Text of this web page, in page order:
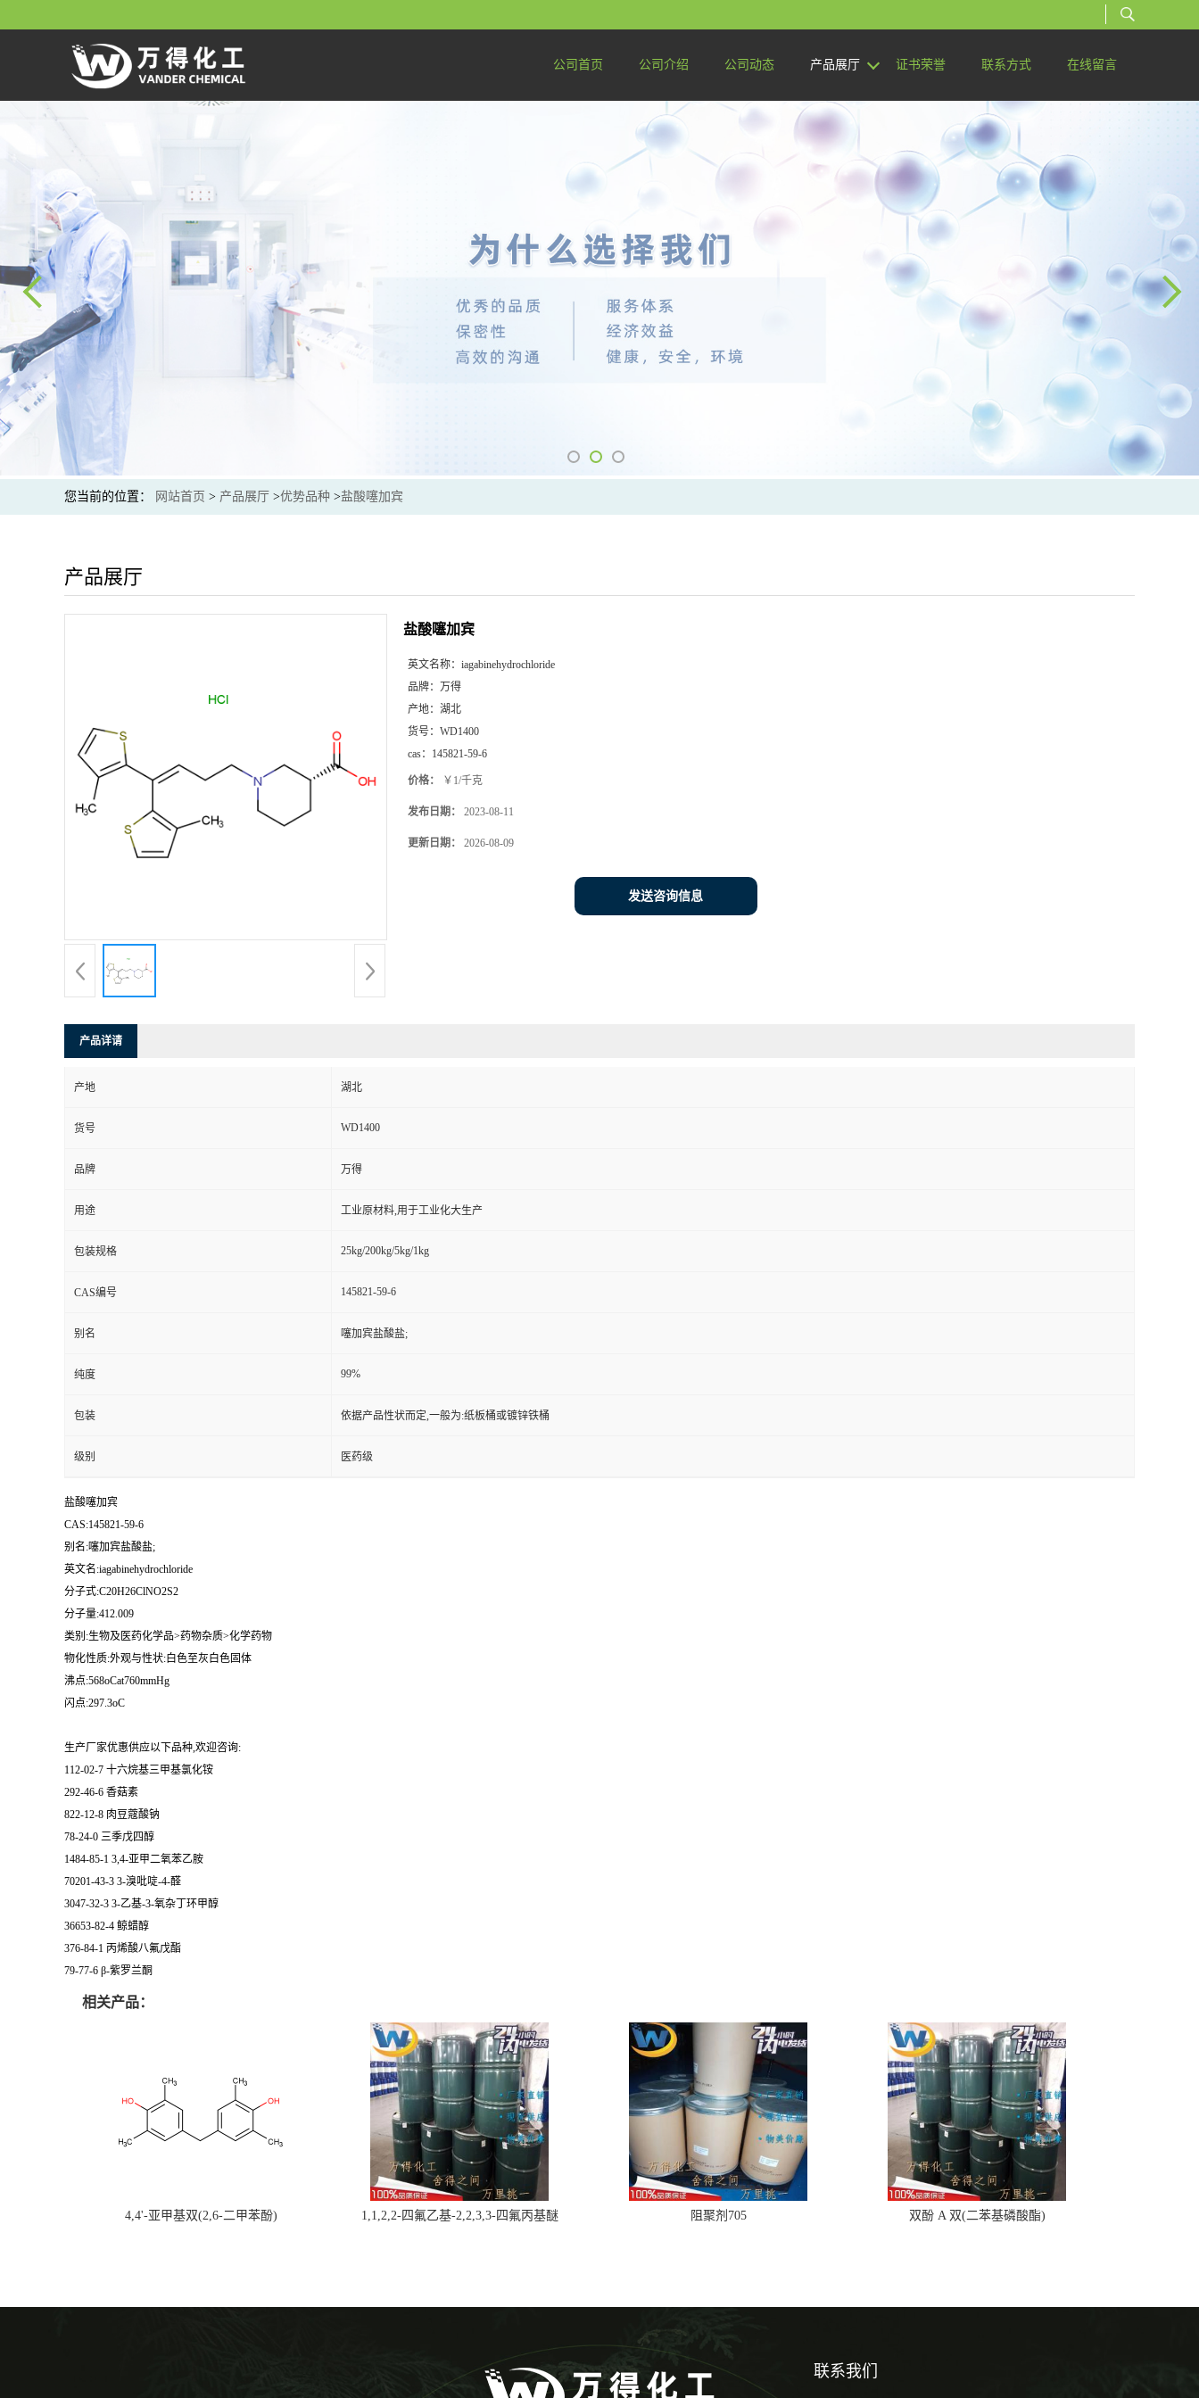
公司首页 公司介绍 公司动态 产品展厅 证书荣誉 联系方式 在线留言
您当前的位置： 网站首页 > 产品展厅 >优势品种 >盐酸噻加宾
产品展厅
盐酸噻加宾
英文名称： iagabinehydrochloride
品牌： 万得
产地： 湖北
货号： WD1400
cas： 145821-59-6
价格： ￥1/千克
发布日期： 2023-08-11
更新日期： 2026-08-09
发送咨询信息
产品详请
产地 湖北
货号 WD1400
品牌 万得
用途 工业原材料,用于工业化大生产
包装规格 25kg/200kg/5kg/1kg
CAS编号 145821-59-6
别名 噻加宾盐酸盐;
纯度 99%
包装 依据产品性状而定,一般为:纸板桶或镀锌铁桶
级别 医药级
盐酸噻加宾
CAS:145821-59-6
别名:噻加宾盐酸盐;
英文名:iagabinehydrochloride
分子式:C20H26ClNO2S2
分子量:412.009
类别:生物及医药化学品>药物杂质>化学药物
物化性质:外观与性状:白色至灰白色固体
沸点:568oCat760mmHg
闪点:297.3oC
生产厂家优惠供应以下品种,欢迎咨询:
112-02-7 十六烷基三甲基氯化铵
292-46-6 香菇素
822-12-8 肉豆蔻酸钠
78-24-0 三季戊四醇
1484-85-1 3,4-亚甲二氧苯乙胺
70201-43-3 3-溴吡啶-4-醛
3047-32-3 3-乙基-3-氧杂丁环甲醇
36653-82-4 鲸蜡醇
376-84-1 丙烯酸八氟戊酯
79-77-6 β-紫罗兰酮
相关产品：
4,4'-亚甲基双(2,6-二甲苯酚) 1,1,2,2-四氟乙基-2,2,3,3-四氟丙基醚 阻聚剂705 双酚 A 双(二苯基磷酸酯)
联系我们